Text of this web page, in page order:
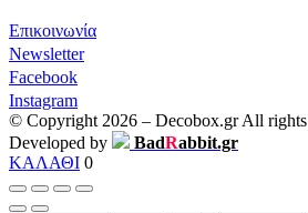
Επικοινωνία
Newsletter
Facebook
Instagram
© Copyright 2026 – Decobox.gr All
Developed by
BadRabbit.gr
ΚΑΛΑΘΙ 0